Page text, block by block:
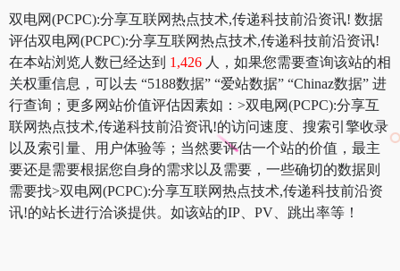
双电网(PCPC):分享互联网热点技术,传递科技前沿资讯! 数据
评估双电网(PCPC):分享互联网热点技术,传递科技前沿资讯!
在本站浏览人数已经达到 1,426 人，如果您需要查询该站的相
关权重信息，可以去 “5188数据” “爱站数据” “Chinaz数据” 进
行查询；更多网站价值评估因素如：>双电网(PCPC):分享互
联网热点技术,传递科技前沿资讯!的访问速度、搜索引擎收录
以及索引量、用户体验等；当然要评估一个站的价值，最主
要还是需要根据您自身的需求以及需要，一些确切的数据则
需要找>双电网(PCPC):分享互联网热点技术,传递科技前沿资
讯!的站长进行洽谈提供。如该站的IP、PV、跳出率等！